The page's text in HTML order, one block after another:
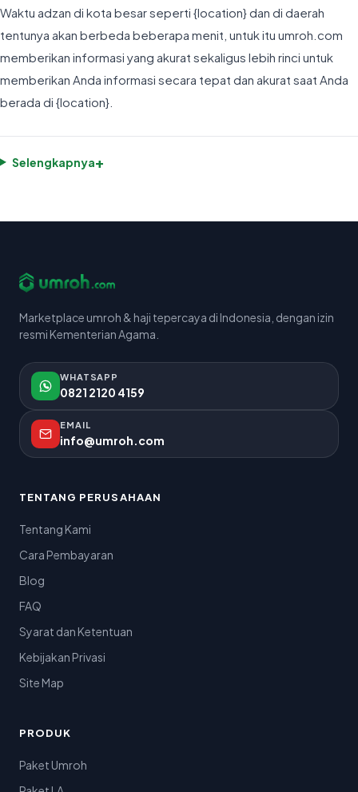
Waktu adzan di kota besar seperti {location} dan di daerah
tentunya akan berbeda beberapa menit, untuk itu umroh.com
memberikan informasi yang akurat sekaligus lebih rinci untuk
memberikan Anda informasi secara tepat dan akurat saat Anda
berada di {location}.
Selengkapnya+
Marketplace umroh & haji tepercaya di Indonesia, dengan izin
resmi Kementerian Agama.
WHATSAPP
0821 2120 4159
EMAIL
info@umroh.com
TENTANG PERUSAHAAN
Tentang Kami
Cara Pembayaran
Blog
FAQ
Syarat dan Ketentuan
Kebijakan Privasi
Site Map
PRODUK
Paket Umroh